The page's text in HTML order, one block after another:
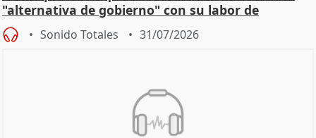
"alternativa de gobierno" con su labor de
oposición
Sonido Totales 31/07/2026